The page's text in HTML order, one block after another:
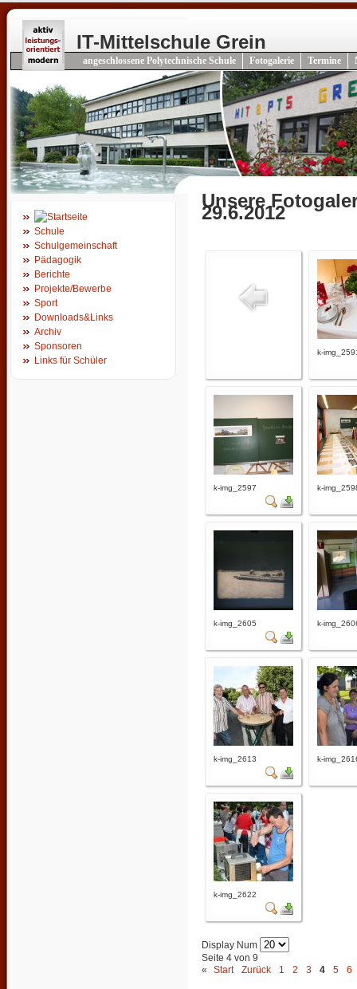
IT-Mittelschule Grein
angeschlossene Polytechnische Schule Fotogalerie Termine
Schule
Schulgemeinschaft
Pädagogik
Berichte
Projekte/Bewerbe
Sport
Downloads&Links
Archiv
Sponsoren
Links für Schüler
Unsere
29.6.2012
k-
k-img_2597 k-
k-img_2605 k-
k-img_2613 k-
k-img_2622
Display Num
Seite 4 von 9
«
Start Zurück 1 2 3 4 5 6